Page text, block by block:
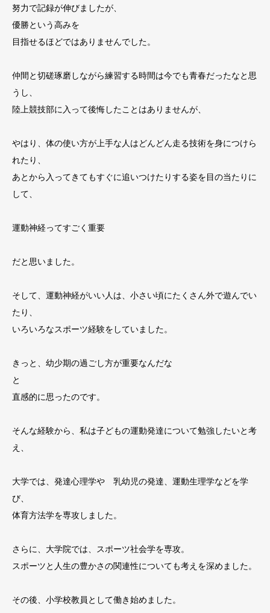
努力で記録が伸びましたが、
優勝という高みを
目指せるほどではありませんでした。
仲間と切磋琢磨しながら練習する時間は今でも青春だったなと思
うし、
陸上競技部に入って後悔したことはありませんが、
やはり、体の使い方が上手な人はどんどん走る技術を身につけら
れたり、
あとから入ってきてもすぐに追いつけたりする姿を目の当たりに
して、
運動神経ってすごく重要
だと思いました。
そして、運動神経がいい人は、小さい頃にたくさん外で遊んでい
たり、
いろいろなスポーツ経験をしていました。
きっと、幼少期の過ごし方が重要なんだな
と
直感的に思ったのです。
そんな経験から、私は子どもの運動発達について勉強したいと考
え、
大学では、発達心理学や 乳幼児の発達、運動生理学などを学
び、
体育方法学を専攻しました。
さらに、大学院では、スポーツ社会学を専攻。
スポーツと人生の豊かさの関連性についても考えを深めました。
その後、小学校教員として働き始めました。